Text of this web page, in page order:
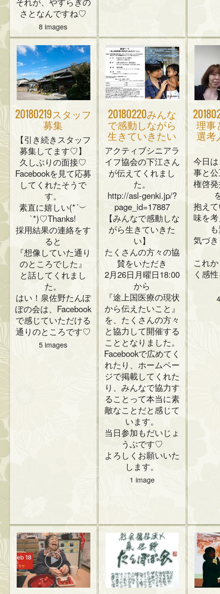
さとなんですね♡
8 images
20180219スタッフ
募集
【引き続きスタッフ
募集してます♡】
久しぶりの面接♡
Facebookを見て応募
してくれたそうで
す。
素直に嬉しい(*´︶
`*)♡Thanks!
採用結果の連絡をす
ると
『想像していた通り
のところでした』
と話してくれまし
た。
はい！泉佐野たんぽ
ぽの会は、Facebook
で感じていただける
通りのところです♡
5 images
20180220みんな
で感動しながら
生きていきたい
アクティブシニアラ
イフ協会の下江さん
が伝えてくれまし
た。
http://asl-genki.jp/?
page_id=17887
【みんなで感動しな
がら生きていきた
い】
たくさんの方々の協
賛をいただき
2月26日月曜日18:00
から
『途上国医療の現状
から伝えたいこと』
を、たくさんの方々
と協力して開催する
こととなりました。
Facebookで広めてく
れたり、ホームペー
ジで掲載してくれた
り、みんなで協力す
ることって本当に素
敵なことだと感じて
います。
当日参加もだいじょ
うぶです♡
よろしくお願いいた
します。
1 image
理事
選考
今日
事と
権啓
抱え
味を
気づ
これ
く感